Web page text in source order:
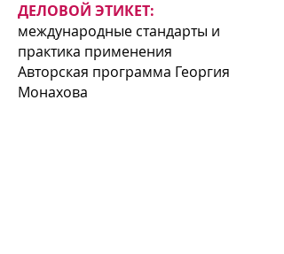
ДЕЛОВОЙ ЭТИКЕТ:
международные стандарты и
практика применения
Авторская программа Георгия
Монахова